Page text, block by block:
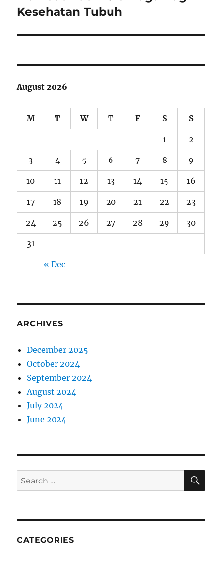
post:
Kesehatan Tubuh
August 2026
M T W T F S S
1 2
3 4 5 6 7 8 9
10 11 12 13 14 15 16
17 18 19 20 21 22 23
24 25 26 27 28 29 30
31
« Dec
ARCHIVES
December 2025
October 2024
September 2024
August 2024
July 2024
June 2024
Search
for:
CATEGORIES